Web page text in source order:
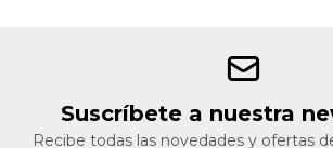
Suscríbete a nuestra
Recibe todas las novedades y ofertas